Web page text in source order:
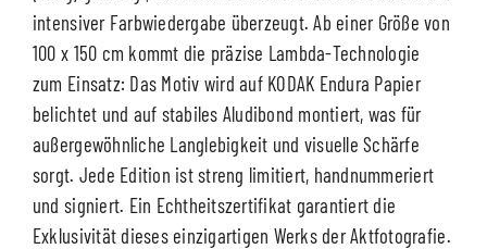
intensiver Farbwiedergabe überzeugt. Ab einer Größe von
100 x 150 cm kommt die präzise Lambda-Technologie
zum Einsatz: Das Motiv wird auf KODAK Endura Papier
belichtet und auf stabiles Aludibond montiert, was für
außergewöhnliche Langlebigkeit und visuelle Schärfe
sorgt. Jede Edition ist streng limitiert, handnummeriert
und signiert. Ein Echtheitszertifikat garantiert die
Exklusivität dieses einzigartigen Werks der Aktfotografie.